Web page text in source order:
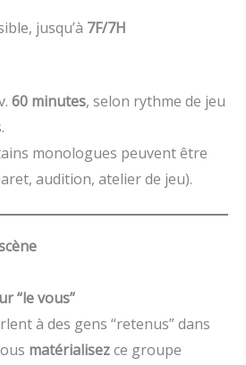
jusqu’à 7F/7H
60 minutes, selon rythme de jeu
monologues peuvent être
audition, atelier de jeu).
“le vous”
à des gens “retenus” dans
matérialisezce groupe